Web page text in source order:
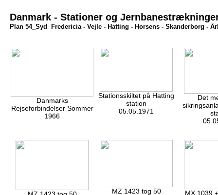
Danmark - Stationer og
Plan 54_Syd Fredericia - Vejle - Hatting - Horsens - Skanderborg -
Danmarks
Rejseforbindelser Sommer
1966
Stationsskiltet på Hatting
station
05.05.1971
Det
MZ 1423 tog 50
MX 1039